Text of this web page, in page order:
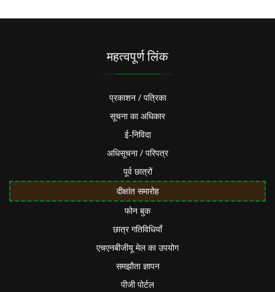
महत्वपूर्ण लिंक
प्रकाशन / पत्रिका
सूचना का अधिकार
ई-निविदा
अधिसूचना / परिपत्र
पूर्व छात्रों
दीक्षांत समारोह
फोन बुक
छात्र गतिविधियाँ
एचएनबीजीयू मेल का उपयोग
समझौता ज्ञापन
पीजी पोर्टल